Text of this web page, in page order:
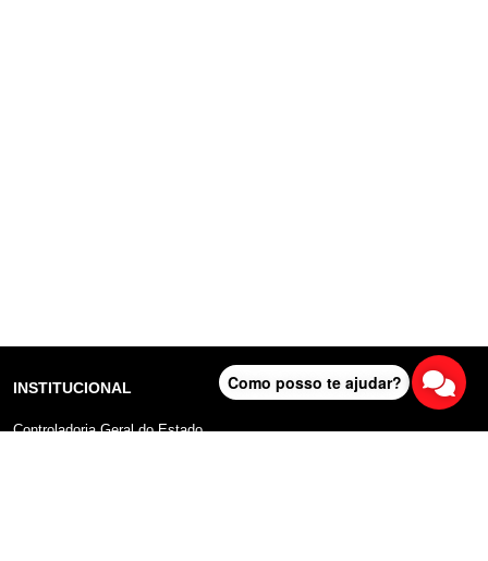
INSTITUCIONAL
Controladoria Geral do Estado
Como posso te ajudar?